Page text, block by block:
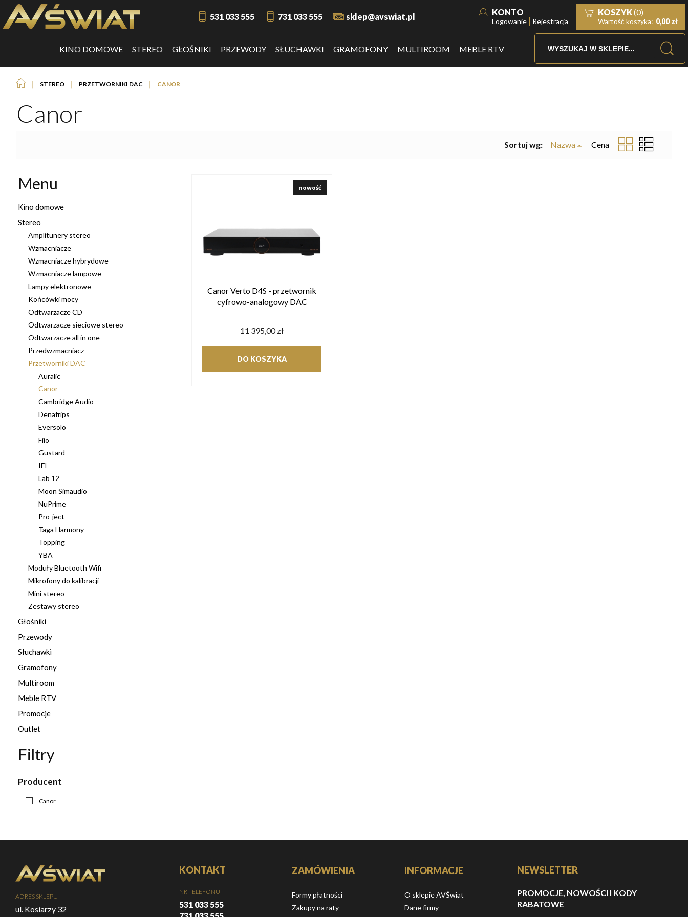
531 033 555 731 033 555 sklep@avswiat.pl KONTO
Logowanie Rejestracja
KOSZYK(0)
Wartość koszyka: 0,00 zł
KINO DOMOWE STEREO GŁOŚNIKI PRZEWODY SŁUCHAWKI GRAMOFONY MULTIROOM MEBLE RTV
❘ STEREO ❘ PRZETWORNIKI DAC ❘ CANOR
Canor
Sortuj wg: Nazwa Cena
Menu
Kino domowe
Stereo
Amplitunery stereo
Wzmacniacze
Wzmacniacze hybrydowe
Wzmacniacze lampowe
Lampy elektronowe
Końcówki mocy
Odtwarzacze CD
Odtwarzacze sieciowe stereo
Odtwarzacze all in one
Przedwzmacniacz
Przetworniki DAC
Auralic
Canor
Cambridge Audio
Denafrips
Eversolo
Fiio
Gustard
IFI
Lab 12
Moon Simaudio
NuPrime
Pro-ject
Taga Harmony
Topping
YBA
Moduły Bluetooth Wifi
Mikrofony do kalibracji
Mini stereo
Zestawy stereo
Głośniki
Przewody
Słuchawki
Gramofony
Multiroom
Meble RTV
Promocje
Outlet
Filtry
Producent
Canor
Canor Verto D4S - przetwornik
cyfrowo-analogowy DAC
11 395,00 zł
DO KOSZYKA
nowość
ADRES SKLEPU
ul. Kosiarzy 32
KONTAKT
NR TELEFONU
531 033 555
ZAMÓWIENIA
Formy płatności
Zakupy na raty
INFORMACJE
O sklepie AVŚwiat
Dane firmy
NEWSLETTER
PROMOCJE, NOWOŚCI I KODY
RABATOWE